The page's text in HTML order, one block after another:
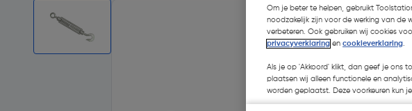
Om je beter te helpen, gebruikt
noodzakelijk zijn voor de werking van de
verbeteren. Ook gebruiken wij cookies
privacyverklaring en cookieverklaring.
Als je op 'Akkoord' klikt, dan geef je ons
plaatsen wij alleen functionele en
worden geplaatst. Deze voorkeuren kun